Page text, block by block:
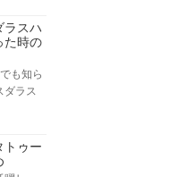
ラスハ
た時の
も知ら
ダラス
トゥー